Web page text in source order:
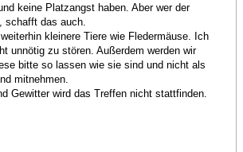
keine Platzangst haben. Aber wer der
schafft das auch.
kleinere Tiere wie Fledermäuse. Ich
unnötig zu stören. Außerdem werden wir
bitte so lassen wie sie sind und nicht als
mitnehmen.
Gewitter wird das Treffen nicht stattfinden.